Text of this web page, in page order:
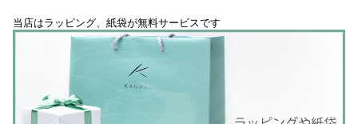
当店はラッピング、紙袋が無料サービスです